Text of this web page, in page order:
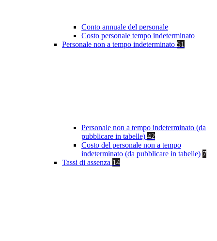
Conto annuale del personale
Costo personale tempo indeterminato
Personale non a tempo indeterminato 51
Personale non a tempo indeterminato (da
pubblicare in tabelle) 42
Costo del personale non a tempo
indeterminato (da pubblicare in tabelle) 7
Tassi di assenza 14